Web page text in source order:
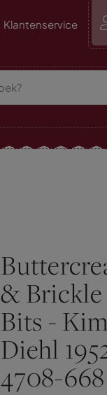
Klantenservice
& Brickle
Bits - Kim
Diehl
4708-668